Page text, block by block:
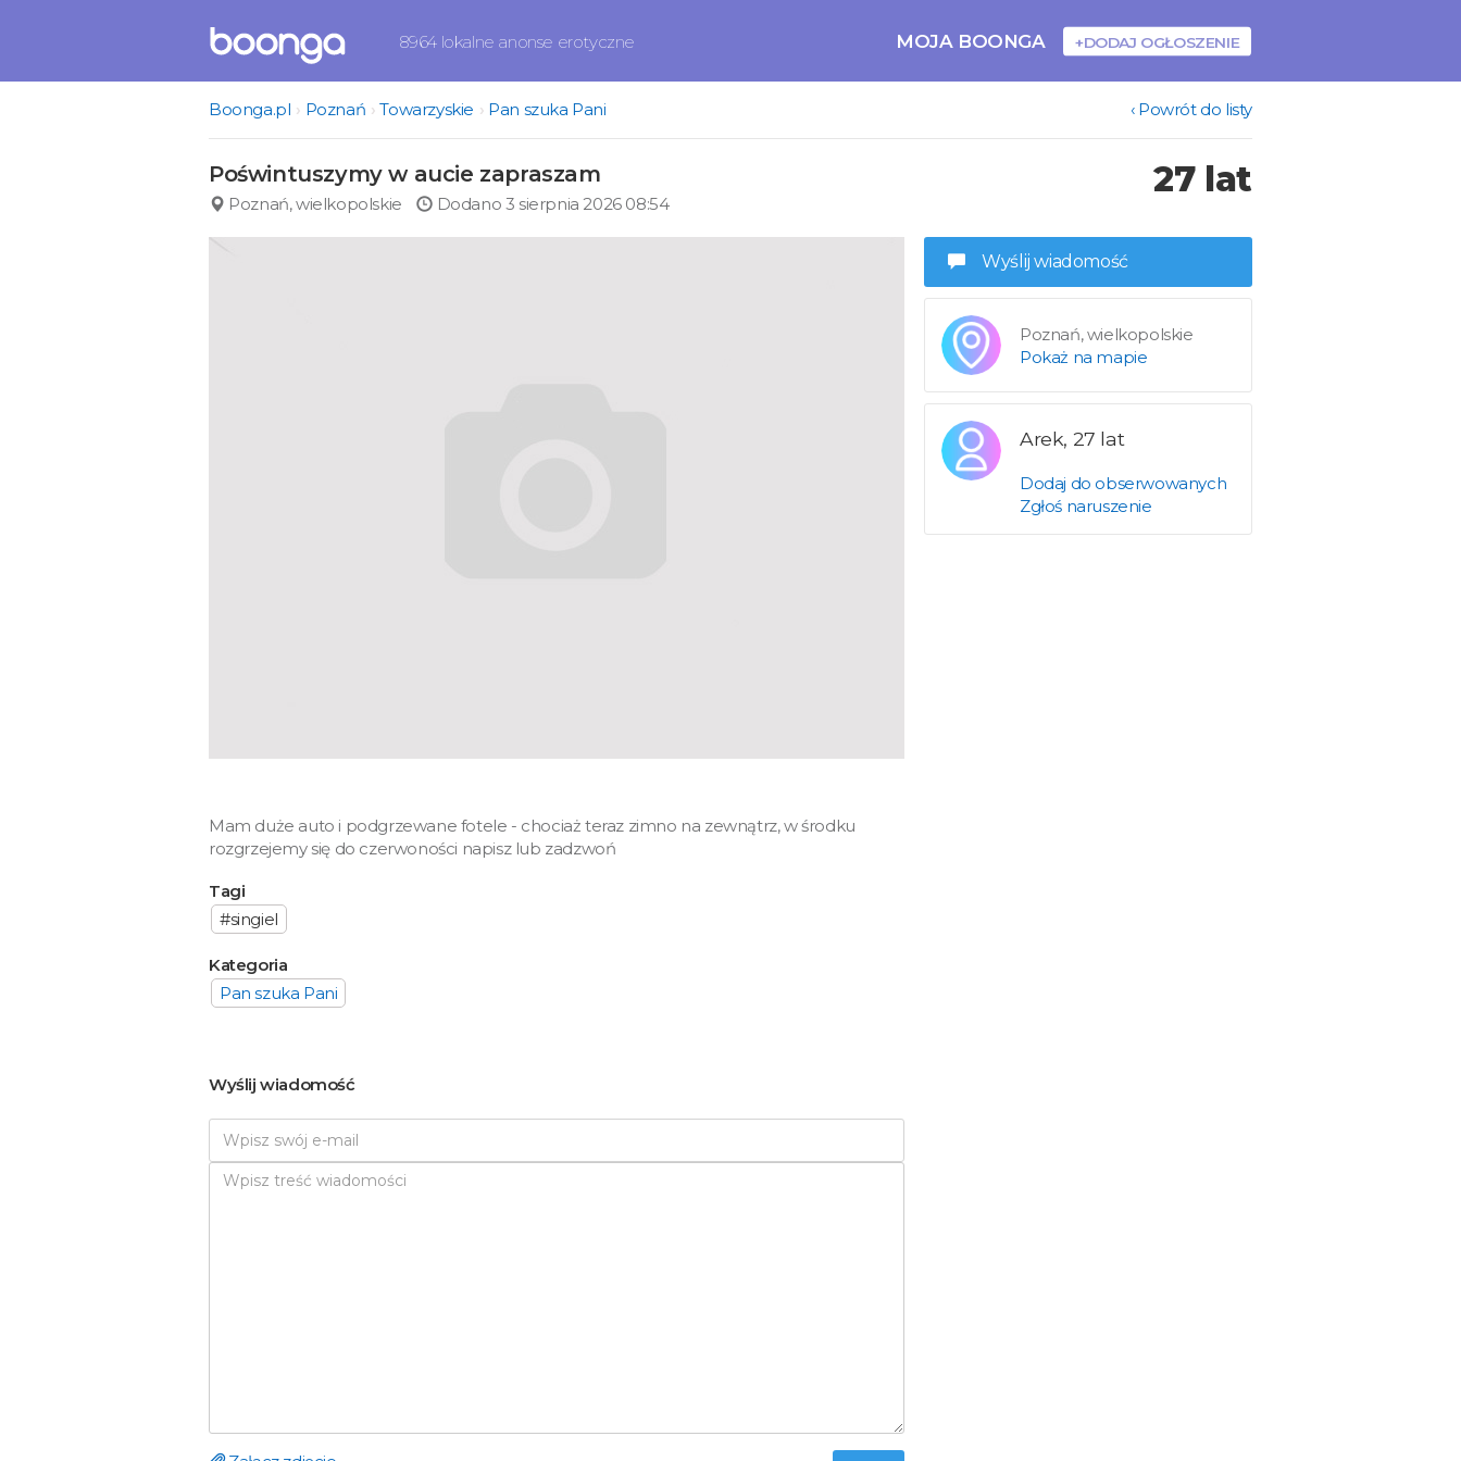
8964 lokalne anonse erotyczne MOJA BOONGA +DODAJ OGŁOSZENIE
Boonga.pl Poznań Towarzyskie Pan szuka Pani ‹ Powrót do listy
Poświntuszymy w aucie zapraszam
Poznań, wielkopolskie Dodano 3 sierpnia 2026 08:54
27 lat
Mam duże auto i podgrzewane fotele - chociaż teraz zimno na zewnątrz, w środku
rozgrzejemy się do czerwoności napisz lub zadzwoń
Tagi
#singiel
Kategoria
Pan szuka Pani
Wyślij wiadomość
Wyślij wiadomość
Poznań, wielkopolskie
Pokaż na mapie
Arek, 27 lat
Dodaj do obserwowanych
Zgłoś naruszenie